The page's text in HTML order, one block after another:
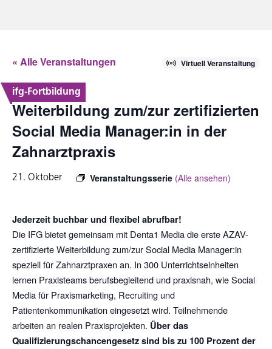
content
« Alle Veranstaltungen Virtuell Veranstaltung
ifg-Fortbildung
Weiterbildung zum/zur zertifizierten
Social Media Manager:in in der
Zahnarztpraxis
21. Oktober Veranstaltungsserie (Alle ansehen)
Jederzeit buchbar und flexibel abrufbar!
Die IFG bietet gemeinsam mit Denta1 Media die erste AZAV-
zertifizierte Weiterbildung zum/zur Social Media Manager:in
speziell für Zahnarztpraxen an. In 300 Unterrichtseinheiten
lernen Praxisteams berufsbegleitend und praxisnah, wie Social
Media für Praxismarketing, Recruiting und
Patientenkommunikation eingesetzt wird. Teilnehmende
arbeiten an realen Praxisprojekten. Über das
Qualifizierungschancengesetz sind bis zu 100 Prozent der